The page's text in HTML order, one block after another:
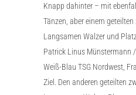
Knapp dahinter – mit
Tänzen, aber einem
Langsamen Walzer und
Patrick Linus Münstermann
Weiß-Blau TSG Nordwest,
Ziel. Den anderen geteilten